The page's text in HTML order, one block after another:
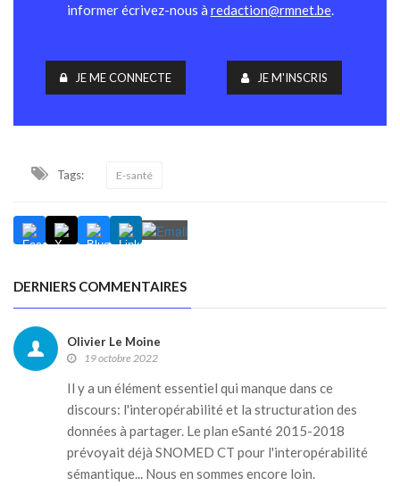
informer écrivez-nous à redaction@rmnet.be.
JE ME CONNECTE JE M'INSCRIS
Tags: E-santé
DERNIERS COMMENTAIRES
Olivier Le Moine
19 octobre 2022
Il y a un élément essentiel qui manque dans ce
discours: l'interopérabilité et la structuration des
données à partager. Le plan eSanté 2015-2018
prévoyait déjà SNOMED CT pour l'interopérabilité
sémantique... Nous en sommes encore loin.